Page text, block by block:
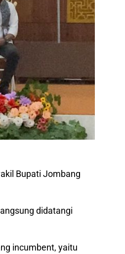
Bupati Jombang
didatangi
incumbent, yaitu